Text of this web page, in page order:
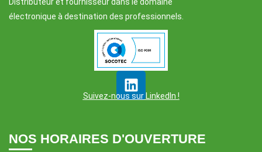
électronique à destination des professionnels.
Suivez-nous sur LinkedIn !
NOS HORAIRES D'OUVERTURE